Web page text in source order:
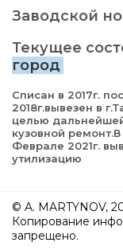
Заводской
Текущее
город
Списан в 2017г.
2018г.вывезен в
целью
кузовной
Феврале 2021г.
утилизацию
© A. MARTYNOV,
Копирование
запрещено.